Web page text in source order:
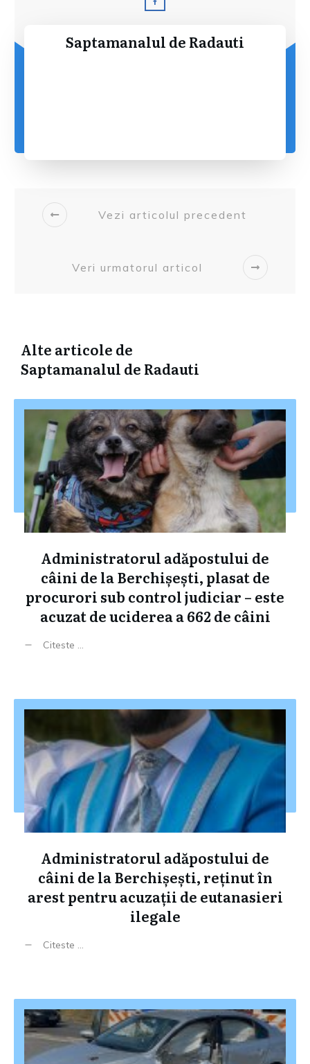
Saptamanalul de Radauti
Vezi articolul precedent
Veri urmatorul articol
Alte articole de
Saptamanalul de Radauti
Administratorul adăpostului de
câini de la Berchișești, plasat de
procurori sub control judiciar – este
acuzat de uciderea a 662 de câini
Citeste ...
Administratorul adăpostului de
câini de la Berchișești, reținut în
arest pentru acuzații de eutanasieri
ilegale
Citeste ...